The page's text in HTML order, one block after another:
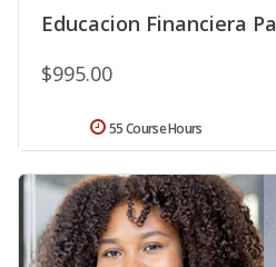
Educacion Financiera
$995.00
55 Course Hours